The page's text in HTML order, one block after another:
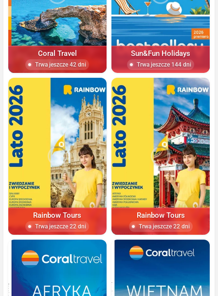
Coral Travel
Trwa jeszcze 42 dni
Sun&Fun Holidays
Trwa jeszcze 144 dni
Rainbow Tours
Trwa jeszcze 22 dni
Rainbow Tours
Trwa jeszcze 22 dni